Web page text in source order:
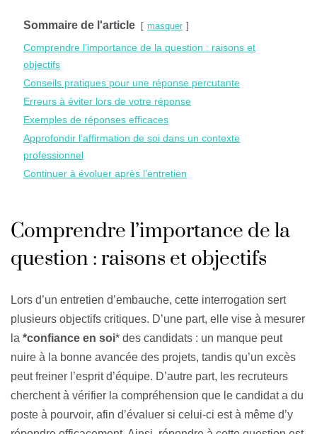
Sommaire de l'article masquer
Comprendre l’importance de la question : raisons et
objectifs
Conseils pratiques pour une réponse percutante
Erreurs à éviter lors de votre réponse
Exemples de réponses efficaces
Approfondir l’affirmation de soi dans un contexte
professionnel
Continuer à évoluer après l’entretien
Comprendre l’importance de la
question : raisons et objectifs
Lors d’un entretien d’embauche, cette interrogation sert
plusieurs objectifs critiques. D’une part, elle vise à mesurer
la *confiance en soi* des candidats : un manque peut
nuire à la bonne avancée des projets, tandis qu’un excès
peut freiner l’esprit d’équipe. D’autre part, les recruteurs
cherchent à vérifier la compréhension que le candidat a du
poste à pourvoir, afin d’évaluer si celui-ci est à même d’y